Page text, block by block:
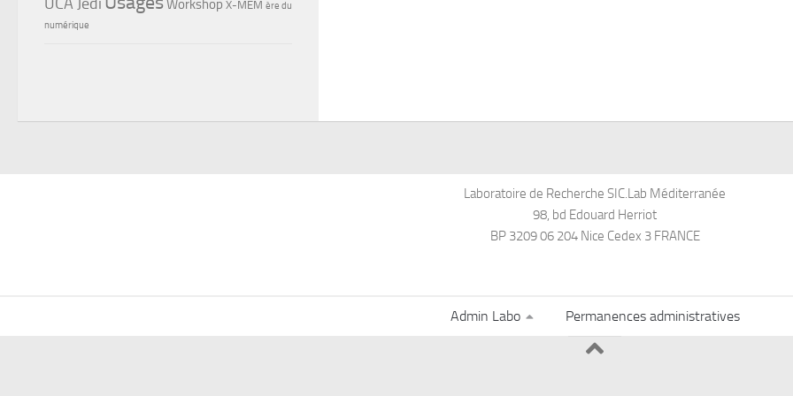
Workshop X-MEM ère du
numérique
Laboratoire de Recherche SIC.Lab Méditerranée
98, bd Edouard Herriot
BP 3209 06 204 Nice Cedex 3 FRANCE
Admin Labo Permanences administratives